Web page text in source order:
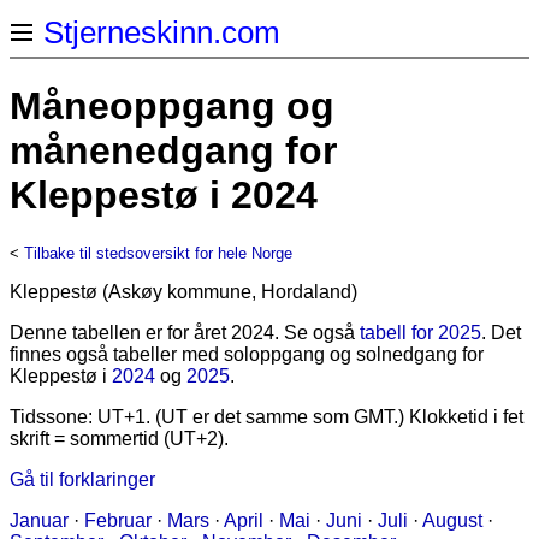
Stjerneskinn.com
Måneoppgang og
månenedgang for
Kleppestø i 2024
< Tilbake til stedsoversikt for hele Norge
Kleppestø (Askøy kommune, Hordaland)
Denne tabellen er for året 2024. Se også tabell for 2025. Det
finnes også tabeller med soloppgang og solnedgang for
Kleppestø i 2024 og 2025.
Tidssone: UT+1. (UT er det samme som GMT.) Klokketid i fet
skrift = sommertid (UT+2).
Gå til forklaringer
Januar · Februar · Mars · April · Mai · Juni · Juli · August·